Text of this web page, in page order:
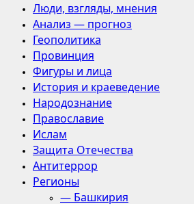
Люди, взгляды, мнения
Анализ — прогноз
Геополитика
Провинция
Фигуры и лица
История и краеведение
Народознание
Православие
Ислам
Защита Отечества
Антитеррор
Регионы
— Башкирия